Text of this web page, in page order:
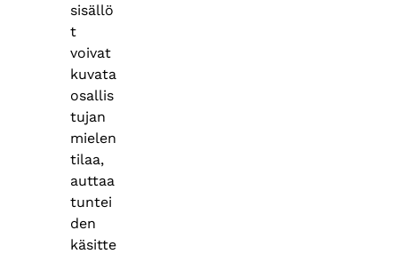
sisällö
t
voivat
kuvata
osallis
tujan
mielen
tilaa,
auttaa
tuntei
den
käsitte